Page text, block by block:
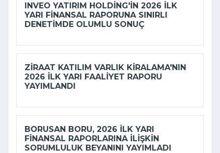
INVEO YATIRIM HOLDING'IN 2026 ILK
YARI FINANSAL RAPORUNA SINIRLI
DENETIMDE OLUMLU SONUÇ
ZIRAAT KATILIM VARLIK KIRALAMA'NIN
2026 ILK YARI FAALIYET RAPORU
YAYIMLANDI
BORUSAN BORU, 2026 ILK YARI
FINANSAL RAPORLARINA ILIŞKIN
SORUMLULUK BEYANINI YAYIMLADI